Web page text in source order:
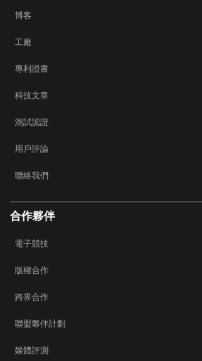
博客
工廠
專利證書
科技文章
測試認證
用戶評論
聯絡我們
合作夥伴
電子競技
版權合作
跨界合作
聯盟夥伴計劃
媒體評測